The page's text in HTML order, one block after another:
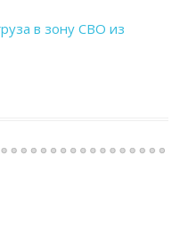
в зону СВО из